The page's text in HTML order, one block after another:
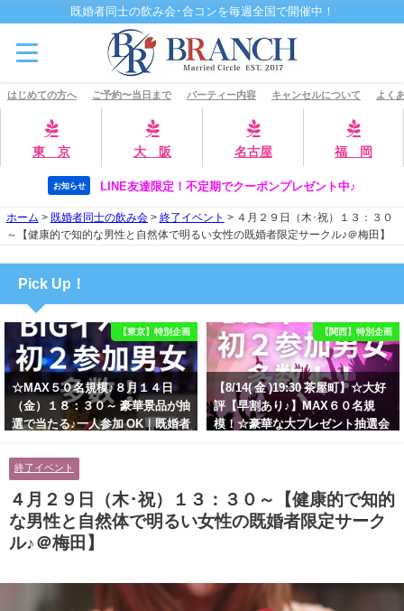
既婚者同士の飲み会･合コンを毎週全国で開催中！
はじめての方へ ご予約〜当日まで パーティー内容 キャンセルについて よく
東 京 大 阪 名古屋 福 岡
お知らせ LINE友達限定！不定期でクーポンプレゼント中♪
ホーム > 既婚者同士の飲み会> 終了イベント > ４月２９日（木･祝）１３：３０
～【健康的で知的な男性と自然体で明るい女性の既婚者限定サークル♪＠梅田】
Pick Up！
【東京】特別企画
☆MAX５０名規模♪８月１４日
（金）１８：３０～ 豪華景品が抽
選で当たる♪一人参加 OK｜既婚者
に余裕のある健康的なオシャレ男
性と美容好きで優しさのある大人
女性の既婚者限定ビッグパーティ
ー♪＠池袋】
【関西】特別企画
【8/14( 金 )19:30 茶屋町】☆大好
評【早割あり♪】MAX６０名規
模！☆豪華な大プレゼント抽選会
ティー♪＠茶屋町】
終了イベント
４月２９日（木･祝）１３：３０～【健康的で知的
な男性と自然体で明るい女性の既婚者限定サーク
ル♪＠梅田】